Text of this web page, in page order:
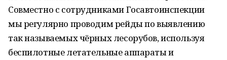
Совместно с сотрудниками Госавтоинспекции
мы регулярно проводим рейды по выявлению
так называемых чёрных лесорубов, используя
беспилотные летательные аппараты и